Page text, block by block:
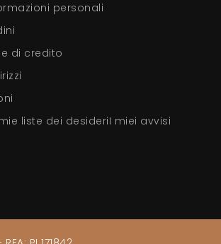
personali
di credito
liste dei desideriI miei avvisi